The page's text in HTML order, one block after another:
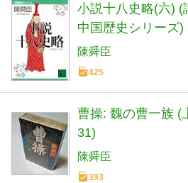
小説十八史略(六) (
中国歴史シリーズ)
陳舜臣
425
曹操: 魏の曹一族 (
31)
陳舜臣
393